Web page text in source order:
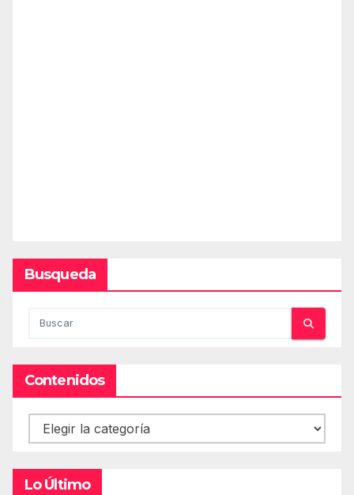
Busqueda
Contenidos
Contenidos
Lo Último